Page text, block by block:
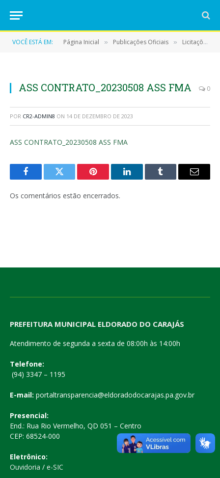
VOCÊ ESTÁ EM: Página Inicial » Publicações Oficiais » Licitações
ASS CONTRATO_20230508 ASS FMA 0
POR CR2-ADMIN8 ON 14 DE DEZEMBRO DE 2023
ASS CONTRATO_20230508 ASS FMA
FacebookTwitter Pinterest LinkedInTumblr
E-
Os comentários estão encerrados.
PREFEITURA MUNICIPAL ELDORADO DO CARAJÁS
Atendimento de segunda a sexta de 08:00h às 14:00h
Telefone:
(94) 3347 – 1195
E-mail: portaltransparencia@eldoradodocarajas.pa.gov.br
Presencial:
End.: Rua Rio Vermelho, QD 051 – Centro
CEP: 68524-000
Eletrônico:
Ouvidoria / e-SIC